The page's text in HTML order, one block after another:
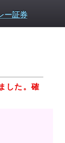
した。確